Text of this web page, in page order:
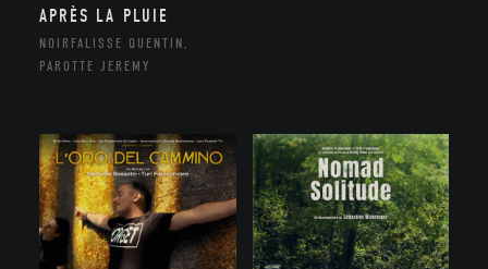
APRÈS LA PLUIE
NOIRFALISSE QUENTIN,
PAROTTE JEREMY